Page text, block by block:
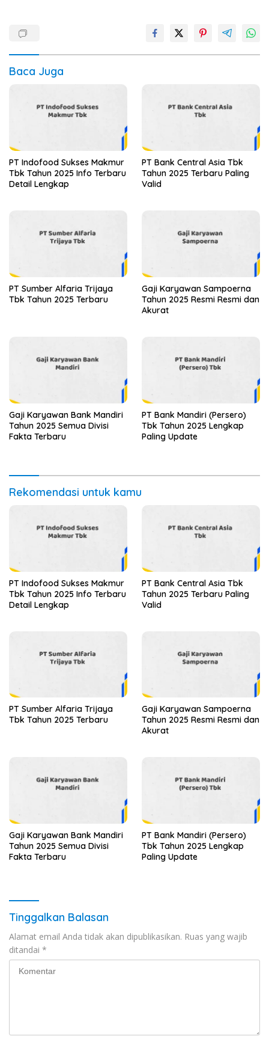
Baca Juga
PT Indofood Sukses Makmur
Tbk Tahun 2025 Info Terbaru
Detail Lengkap
PT Bank Central Asia Tbk
Tahun 2025 Terbaru Paling
Valid
PT Sumber Alfaria Trijaya
Tbk Tahun 2025 Terbaru
Gaji Karyawan Sampoerna
Tahun 2025 Resmi Resmi dan
Akurat
Gaji Karyawan Bank Mandiri
Tahun 2025 Semua Divisi
Fakta Terbaru
PT Bank Mandiri (Persero)
Tbk Tahun 2025 Lengkap
Paling Update
Rekomendasi untuk kamu
PT Indofood Sukses Makmur
Tbk Tahun 2025 Info Terbaru
Detail Lengkap
PT Bank Central Asia Tbk
Tahun 2025 Terbaru Paling
Valid
PT Sumber Alfaria Trijaya
Tbk Tahun 2025 Terbaru
Gaji Karyawan Sampoerna
Tahun 2025 Resmi Resmi dan
Akurat
Gaji Karyawan Bank Mandiri
Tahun 2025 Semua Divisi
Fakta Terbaru
PT Bank Mandiri (Persero)
Tbk Tahun 2025 Lengkap
Paling Update
Tinggalkan Balasan
Alamat email Anda tidak akan dipublikasikan. Ruas yang wajib
ditandai *